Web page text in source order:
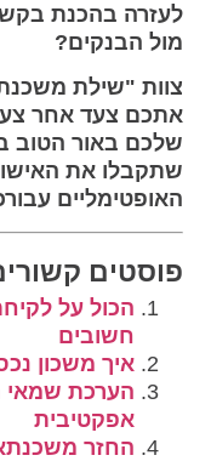
לעזרה בהכנת
מול הבנקים?
צוות "שילת
אתכם צעד אחר
שלכם באור הטוב
שתקבלו את
האופטימליים
פוסטים
הכול על
חשובים
איך משכון
אפקטיבית